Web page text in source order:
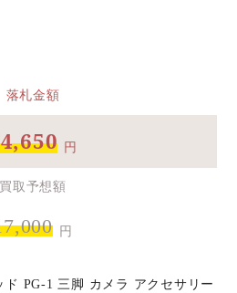
落札金額
円
買取予想額
円
PG-1 三脚 カメラ アクセサリー